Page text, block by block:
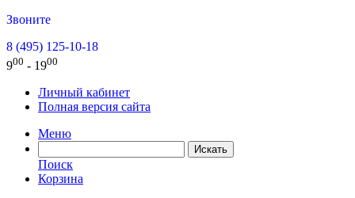
Звоните
8 (495) 125-10-18
900 - 1900
Личный кабинет
Полная версия сайта
Меню
Поиск
Корзина